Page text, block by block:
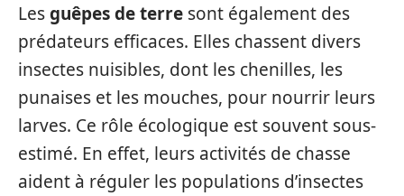
Lesguêpes de terre sont également des
prédateurs efficaces. Elles chassent divers
insectes nuisibles, dont les chenilles, les
punaises et les mouches, pour nourrir leurs
larves. Ce rôle écologique est souvent sous-
estimé. En effet, leurs activités de chasse
aident à réguler les populations d’insectes